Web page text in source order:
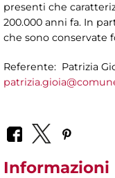
presenti che
200.000 anni fa. In
che sono conservate
Referente: Patrizia
Informazioni